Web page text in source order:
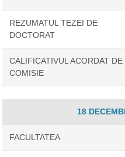
REZUMATUL TEZEI DE
DOCTORAT
CALIFICATIVUL ACORDAT DE
COMISIE
18
FACULTATEA